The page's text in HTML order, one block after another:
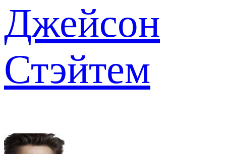
Джейсон
Стэйтем